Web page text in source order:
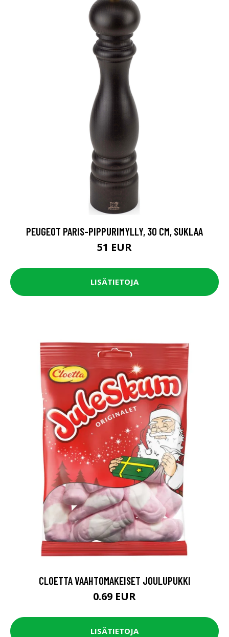
PEUGEOT PARIS-PIPPURIMYLLY, 30 CM, SUKLAA
51 EUR
LISÄTIETOJA
CLOETTA VAAHTOMAKEISET JOULUPUKKI
0.69 EUR
LISÄTIETOJA